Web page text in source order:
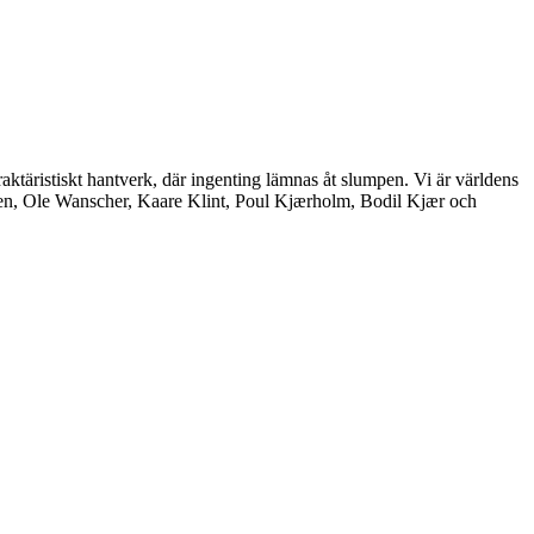
hantverk, där ingenting lämnas åt slumpen. Vi är världens
Ole Wanscher, Kaare Klint, Poul Kjærholm, Bodil Kjær och